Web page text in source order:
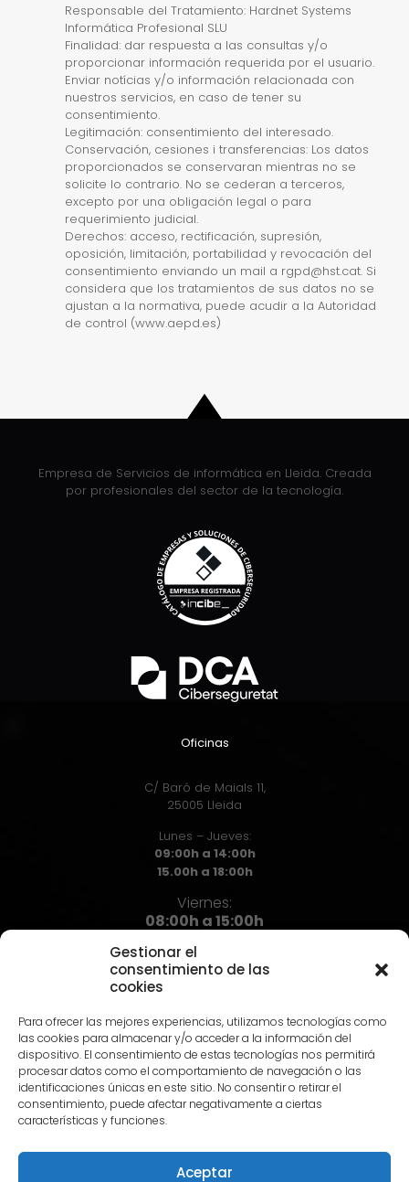
Gestionar el
consentimiento de las
cookies
Para ofrecer las mejores experiencias, utilizamos tecnologías como
las cookies para almacenar y/o acceder a la información del
dispositivo. El consentimiento de estas tecnologías nos permitirá
procesar datos como el comportamiento de navegación o las
identificaciones únicas en este sitio. No consentir o retirar el
consentimiento, puede afectar negativamente a ciertas
características y funciones.
Aceptar
Responsable del Tratamiento: Hardnet Systems
Informática Profesional SLU
Finalidad: dar respuesta a las consultas y/o
proporcionar información requerida por el usuario.
Enviar notícias y/o información relacionada con
nuestros servicios, en caso de tener su
consentimiento.
Legitimación: consentimiento del interesado.
Conservación, cesiones i transferencias: Los datos
proporcionados se conservaran mientras no se
solicite lo contrario. No se cederan a terceros,
excepto por una obligación legal o para
requerimiento judicial.
Derechos: acceso, rectificación, supresión,
oposición, limitación, portabilidad y revocación del
consentimiento enviando un mail a rgpd@hst.cat. Si
considera que los tratamientos de sus datos no se
ajustan a la normativa, puede acudir a la Autoridad
de control (www.aepd.es)
Empresa de Servicios de informática en Lleida. Creada
por profesionales del sector de la tecnología.
Oficinas
C/ Baró de Maials 11,
25005 Lleida
Lunes – Jueves:
09:00h a 14:00h
15.00h a 18:00h
Viernes:
08:00h a 15:00h
973 72 71 72
info@hst.cat